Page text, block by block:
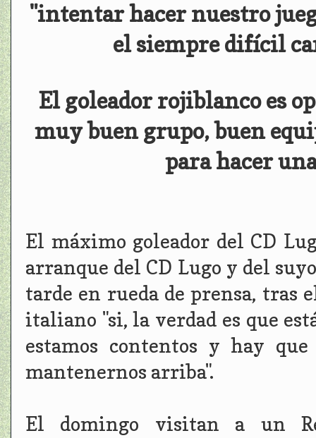
"intentar hacer nuestro
el siempre difícil
El goleador rojiblanco es
muy buen grupo, buen
para hacer
El máximo goleador del CD
arranque del CD Lugo y del
tarde en rueda de prensa, tras
italiano "si, la verdad es que
estamos contentos y hay
mantenernos arriba".
El domingo visitan a un